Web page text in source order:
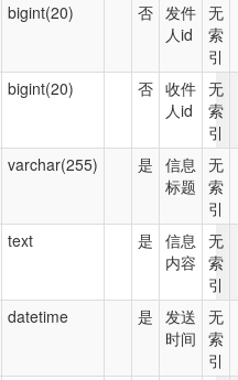
bigint(20) 否 发件
人id
无
索
引
bigint(20) 否 收件
人id
无
索
引
varchar(255) 是 信息
标题
无
索
引
text 是 信息
内容
无
索
引
datetime 是 发送
时间
无
索
引